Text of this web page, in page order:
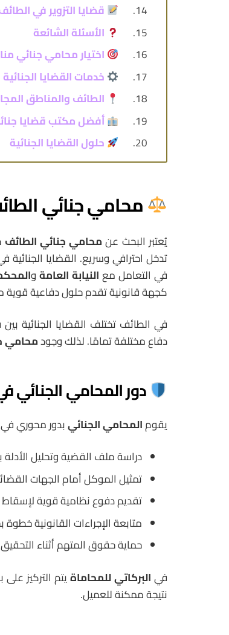
قضايا التزوير في
الأسئلة الشائعة
اختيار محامي جنائي
خدمات القضايا الجنائية
الطائف والمناطق
أفضل مكتب قضايا
حلول القضايا الجنائية
محامي جنائي
يُعتبر البحث عنمحامي جنائي الطائف
تدخل احترافي وسريع. القضايا
في التعامل معالنيابة العامةو
كجهة قانونية تقدم حلول دفاعية قوية
في الطائف تختلف القضايا الجنائية بين
دفاع مختلفة تمامًا. لذلك وجودمحامي
دور المحامي الجنائي
يقومالمحامي الجنائيبدور محوري
دراسة ملف القضية وتحليل
تمثيل الموكل أمام الجهات
تقديم دفوع نظامية قوية
متابعة الإجراءات القانونية
حماية حقوق المتهم أثناء التحقيق
فيالبركاتي للمحاماةيتم التركيز
نتيجة ممكنة للعميل.